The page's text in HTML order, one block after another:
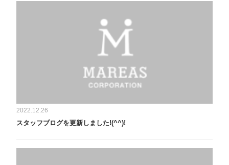
2022.12.26
スタッフブログを更新しました!(^^)!